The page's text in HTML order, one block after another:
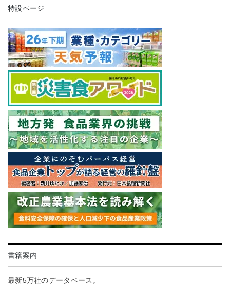
特設ページ
書籍案内
最新5万社のデータベース。